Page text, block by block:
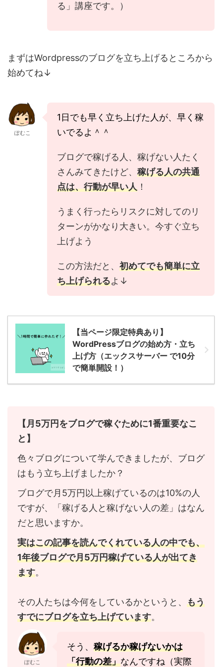
る」講座です。）
まずはWordpressのブログを立ち上げるところから
始めてね↓
ぽむこ
1日でも早く立ち上げた人が、早く稼
いでるよ＾＾
ブログで稼げる人、稼げない人たく
さんみてきたけど、 稼げる人の共通
点は、行動が早い人 ！
うまく行ったらリスクに対してのリ
ターンがかなり大きい。今すぐ立ち
上げよう
この方法だと、 初めてでも簡単に立
ち上げられるよ↓
【当ページ限定特典あり】
WordPressブログの始め方・立ち
上げ方（エックスサーバー で10分
で簡単開設！）
【月5万円をブログで稼ぐために1番重要なこ
と】
色々ブログについて学んできましたが、ブログ
はもう立ち上げましたか？
ブログで月5万円以上稼げているのは10%の人
ですが、「稼げる人と稼げない人の差」はなん
だと思いますか。
実はこの記事を読んでくれている人の中でも、
1年後ブログで月5万円稼げている人が出てき
ます。
その人たちは今何をしているかというと、 もう
すでにブログを立ち上げています。
ぽむこ
そう、 稼げるか稼げないかは
「行動の差」なんですね（実際